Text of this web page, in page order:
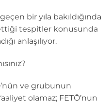
bir yıla bakıldığında
tespitler konusunda
anlaşılıyor.
ve grubunun
olamaz; FETÖ’nun